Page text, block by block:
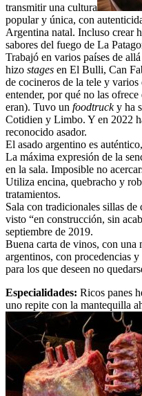
transmitir una cultura
popular y única, con
Argentina natal. Incluso crear
sabores del fuego de La
Trabajó en varios países de
hizo stages en El Bulli, Can
de cocineros de la tele y
entender, por qué no las
eran). Tuvo un foodtrucky ha
Cotidien y Limbo. Y en 2022
reconocido asador.
El asado argentino es
La máxima expresión de la
en la sala. Imposible no
Utiliza encina, quebracho y
tratamientos.
Sala con tradicionales sillas
visto “en construcción, sin
septiembre de 2019.
Buena carta de vinos, con una
argentinos, con procedencias
para los que deseen no
Especialidades: Ricos panes
uno repite con la mantequilla